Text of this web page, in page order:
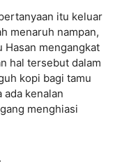
itu keluar
menaruh nampan,
Hasan mengangkat
hal tersebut dalam
kopi bagi tamu
ada kenalan
menghiasi